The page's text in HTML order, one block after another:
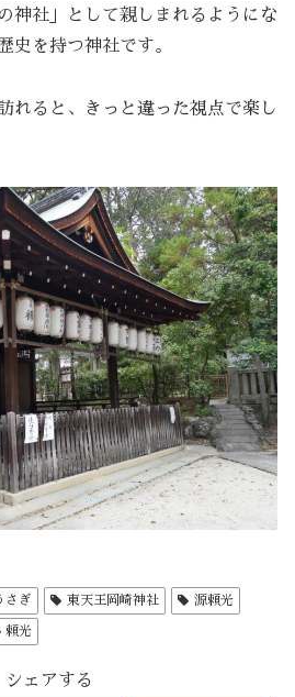
神社」として親しまれるようにな
史を持つ神社です。
れると、きっと違った視点で楽し
さぎ 東天王岡崎神社 源頼光
頼光
シェアする